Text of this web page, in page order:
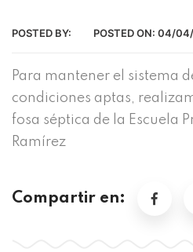
POSTED BY: POSTED ON: 04/
Para mantener el sistema
condiciones aptas,
fosa séptica de la Escuela
Ramírez
Compartir en: